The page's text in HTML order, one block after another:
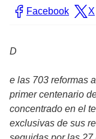
Facebook X
D
e las 703 reformas
primer centenario
concentrado en el
exclusivas de sus